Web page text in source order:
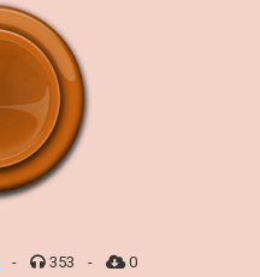
- 353 - 0